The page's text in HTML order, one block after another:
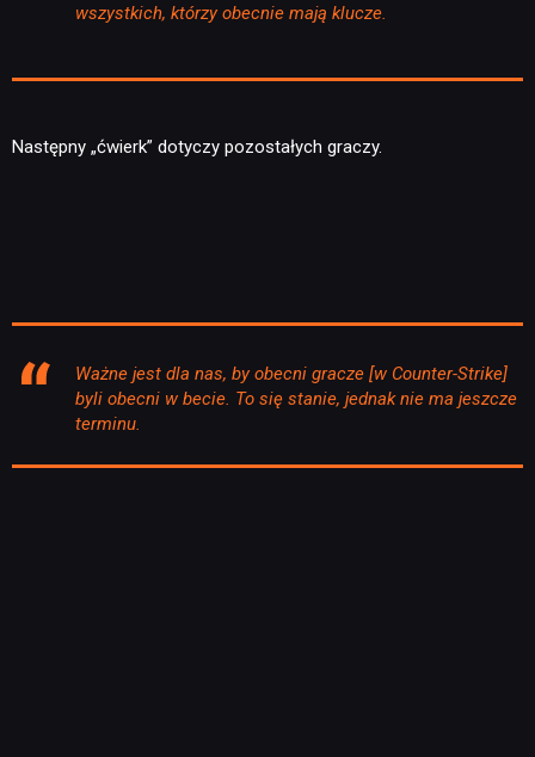
wszystkich, którzy obecnie mają klucze.
Następny „ćwierk” dotyczy pozostałych graczy.
Ważne jest dla nas, by obecni gracze [w Counter-Strike]
byli obecni w becie. To się stanie, jednak nie ma jeszcze
terminu.